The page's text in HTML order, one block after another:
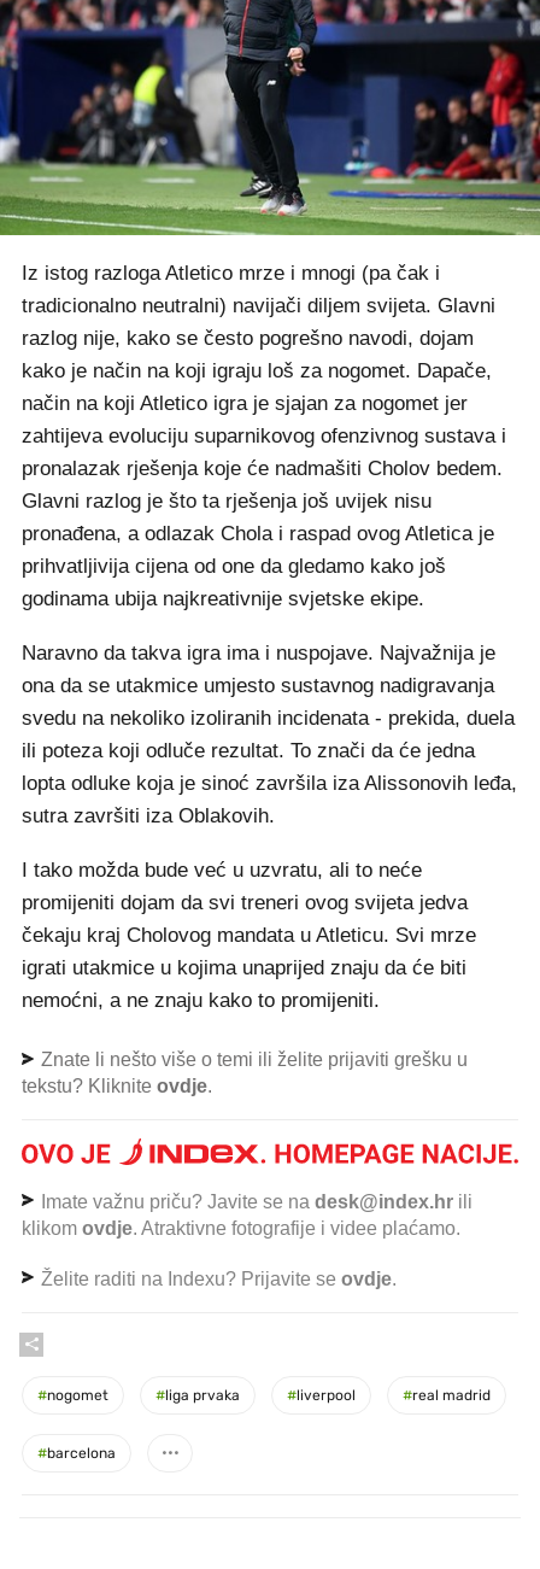
Iz istog razloga Atletico mrze i mnogi (pa čak i
tradicionalno neutralni) navijači diljem svijeta. Glavni
razlog nije, kako se često pogrešno navodi, dojam
kako je način na koji igraju loš za nogomet. Dapače,
način na koji Atletico igra je sjajan za nogomet jer
zahtijeva evoluciju suparnikovog ofenzivnog sustava i
pronalazak rješenja koje će nadmašiti Cholov bedem.
Glavni razlog je što ta rješenja još uvijek nisu
pronađena, a odlazak Chola i raspad ovog Atletica je
prihvatljivija cijena od one da gledamo kako još
godinama ubija najkreativnije svjetske ekipe.
Naravno da takva igra ima i nuspojave. Najvažnija je
ona da se utakmice umjesto sustavnog nadigravanja
svedu na nekoliko izoliranih incidenata - prekida, duela
ili poteza koji odluče rezultat. To znači da će jedna
lopta odluke koja je sinoć završila iza Alissonovih leđa,
sutra završiti iza Oblakovih.
I tako možda bude već u uzvratu, ali to neće
promijeniti dojam da svi treneri ovog svijeta jedva
čekaju kraj Cholovog mandata u Atleticu. Svi mrze
igrati utakmice u kojima unaprijed znaju da će biti
nemoćni, a ne znaju kako to promijeniti.
Znate li nešto više o temi ili želite prijaviti grešku u
tekstu? Kliknite ovdje.
Imate važnu priču? Javite se na desk@index.hr ili
klikom ovdje. Atraktivne fotografije i videe plaćamo.
Želite raditi na Indexu? Prijavite se ovdje.
#nogomet #liga prvaka #liverpool #real madrid
#barcelona